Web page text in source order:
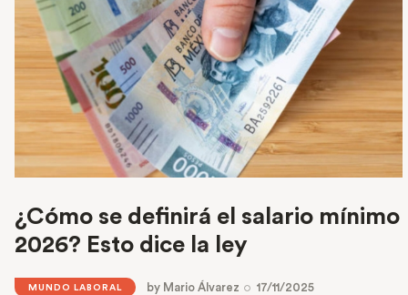
¿Cómo se definirá el salario mínimo
2026? Esto dice la ley
MUNDO LABORAL by Mario Álvarez 17/11/2025